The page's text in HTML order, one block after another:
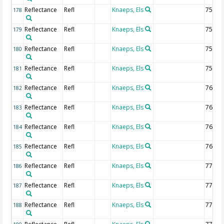
178 Reflectance Refl Knaeps, Els 750
179 Reflectance Refl Knaeps, Els 752.5
180 Reflectance Refl Knaeps, Els 755
181 Reflectance Refl Knaeps, Els 757.5
182 Reflectance Refl Knaeps, Els 760
183 Reflectance Refl Knaeps, Els 762.5
184 Reflectance Refl Knaeps, Els 765
185 Reflectance Refl Knaeps, Els 767.5
186 Reflectance Refl Knaeps, Els 770
187 Reflectance Refl Knaeps, Els 772.5
188 Reflectance Refl Knaeps, Els 775